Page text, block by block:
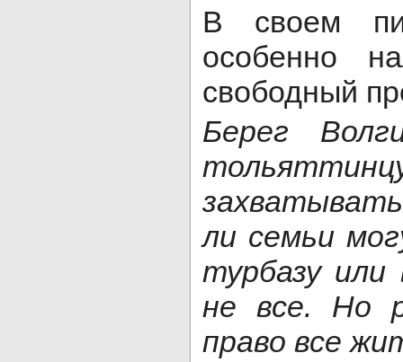
В своем
особенно
свободный
Берег
ли семьи
турбазу
не все. Но
право все